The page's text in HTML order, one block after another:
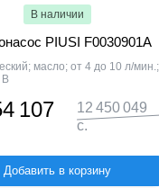
В наличии
PIUSI F0030901A
масло; от 4 до 10 л/мин.;
В
107
12 450 049
с.
Добавить в корзину